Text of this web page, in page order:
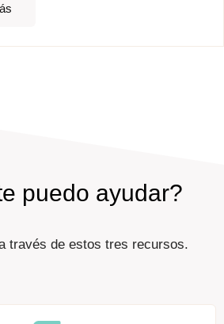
puedo ayudar?
través de estos tres recursos.